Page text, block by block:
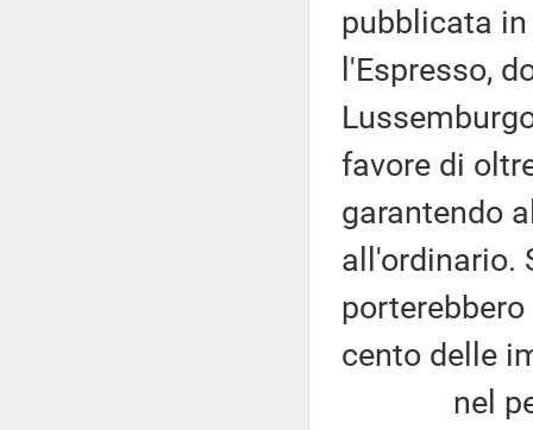
pubblicata
l'Espresso,
favore di
garantendo
all'ordinario.
cento delle
nel